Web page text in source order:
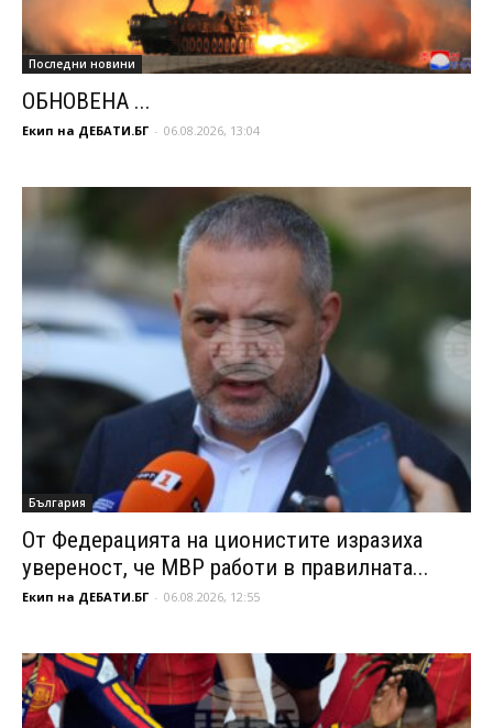
Последни новини
ОБНОВЕНА ...
Екип на ДЕБАТИ.БГ - 06.08.2026, 13:04
България
От Федерацията на ционистите изразиха
увереност, че МВР работи в правилната...
Екип на ДЕБАТИ.БГ - 06.08.2026, 12:55